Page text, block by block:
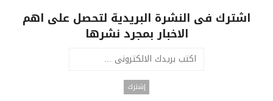
اشترك فى النشرة البريدية لتحصل على اهم
الاخبار بمجرد نشرها